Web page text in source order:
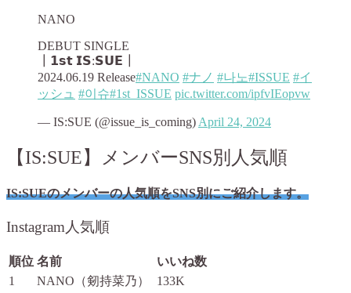
NANO
DEBUT SINGLE
┃𝟭𝘀𝘁 𝗜𝗦:𝗦𝗨𝗘┃
2024.06.19 Release#NANO #ナノ #나노#ISSUE #イ
ッシュ #이슈#1st_ISSUE pic.twitter.com/ipfvIEopvw
— IS:SUE (@issue_is_coming) April 24, 2024
【IS:SUE】メンバーSNS別人気順
IS:SUEのメンバーの人気順をSNS別にご紹介します。
Instagram人気順
順位 名前
いいね数
1
NANO（剱持菜乃）
133K